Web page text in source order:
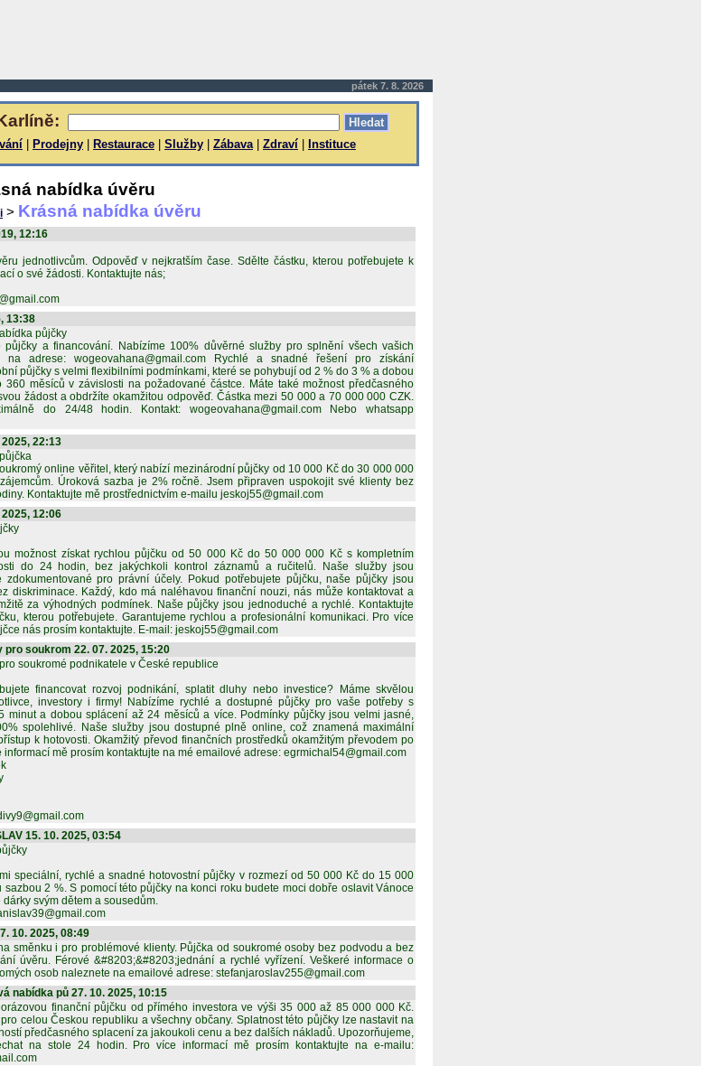
pátek 7. 8. 2026
Prodejny Restaurace Služby Zábava| Zdraví Instituce
nabídka úvěru
> Krásná nabídka úvěru
12:16
jednotlivcům. Odpověď v nejkratším čase. Sdělte částku, kterou potřebujete k
o své žádosti. Kontaktujte nás;
13:38
půjčky
půjčky a financování. Nabízíme 100% důvěrné služby pro splnění všech vašich
na adrese: wogeovahana@gmail.com Rychlé a snadné řešení pro získání
půjčky s velmi flexibilními podmínkami, které se pohybují od 2 % do 3 % a dobou
měsíců v závislosti na požadované částce. Máte také možnost předčasného
žádost a obdržíte okamžitou odpověď. Částka mezi 50 000 a 70 000 000 CZK.
do 24/48 hodin. Kontakt: wogeovahana@gmail.com Nebo whatsapp
22:13
online věřitel, který nabízí mezinárodní půjčky od 10 000 Kč do 30 000 000
Úroková sazba je 2% ročně. Jsem připraven uspokojit své klienty bez
Kontaktujte mě prostřednictvím e-mailu jeskoj55@gmail.com
12:06
možnost získat rychlou půjčku od 50 000 Kč do 50 000 000 Kč s kompletním
do 24 hodin, bez jakýchkoli kontrol záznamů a ručitelů. Naše služby jsou
pro právní účely. Pokud potřebujete půjčku, naše půjčky jsou
diskriminace. Každý, kdo má naléhavou finanční nouzi, nás může kontaktovat a
za výhodných podmínek. Naše půjčky jsou jednoduché a rychlé. Kontaktujte
kterou potřebujete. Garantujeme rychlou a profesionální komunikaci. Pro více
nás prosím kontaktujte. E-mail: jeskoj55@gmail.com
pro soukrom 22. 07. 2025, 15:20
soukromé podnikatele v České republice
financovat rozvoj podnikání, splatit dluhy nebo investice? Máme skvělou
investory i firmy! Nabízíme rychlé a dostupné půjčky pro vaše potřeby s
minut a dobou splácení až 24 měsíců a více. Podmínky půjčky jsou velmi jasné,
spolehlivé. Naše služby jsou dostupné plně online, což znamená maximální
k hotovosti. Okamžitý převod finančních prostředků okamžitým převodem po
informací mě prosím kontaktujte na mé emailové adrese: egrmichal54@gmail.com
15. 10. 2025, 03:54
speciální, rychlé a snadné hotovostní půjčky v rozmezí od 50 000 Kč do 15 000
sazbou 2 %. S pomocí této půjčky na konci roku budete moci dobře oslavit Vánoce
svým dětem a sousedům.
10. 2025, 08:49
směnku i pro problémové klienty. Půjčka od soukromé osoby bez podvodu a bez
úvěru. Férové &#8203;&#8203;jednání a rychlé vyřízení. Veškeré informace o
osob naleznete na emailové adrese: stefanjaroslav255@gmail.com
nabídka pů 27. 10. 2025, 10:15
finanční půjčku od přímého investora ve výši 35 000 až 85 000 000 Kč.
celou Českou republiku a všechny občany. Splatnost této půjčky lze nastavit na
předčasného splacení za jakoukoli cenu a bez dalších nákladů. Upozorňujeme,
na stole 24 hodin. Pro více informací mě prosím kontaktujte na e-mailu: